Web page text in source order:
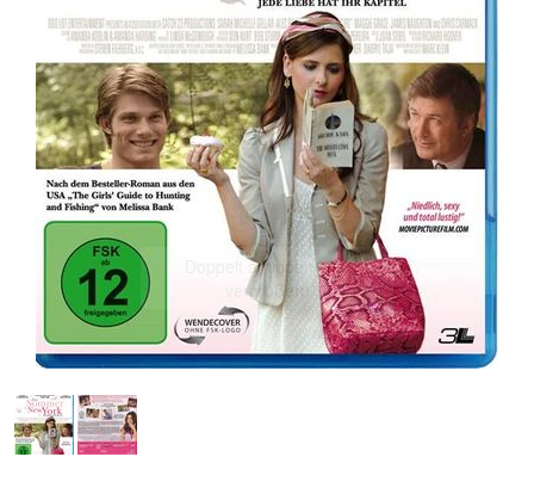
Doppelt antippen zum
vergrößern